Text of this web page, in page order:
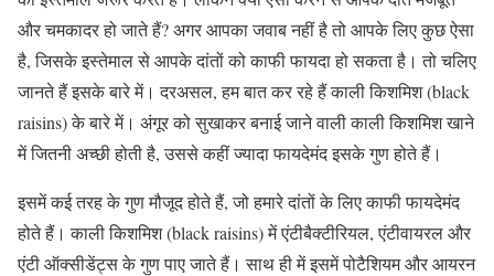
और चमकादर हो जाते हैं? अगर आपका जवाब नहीं है तो आपके लिए कुछ ऐसा
है, जिसके इस्तेमाल से आपके दांतों को काफी फायदा हो सकता है। तो चलिए
जानते हैं इसके बारे में। दरअसल, हम बात कर रहे हैं काली किशमिश (black
raisins) के बारे में। अंगूर को सुखाकर बनाई जाने वाली काली किशमिश खाने
में जितनी अच्छी होती है, उससे कहीं ज्यादा फायदेमंद इसके गुण होते हैं।
इसमें कई तरह के गुण मौजूद होते हैं, जो हमारे दांतों के लिए काफी फायदेमंद
होते हैं। काली किशमिश (black raisins) में एंटीबैक्टीरियल, एंटीवायरल और
एंटी ऑक्सीडेंट्स के गुण पाए जाते हैं। साथ ही में इसमें पोटैशियम और आयरन